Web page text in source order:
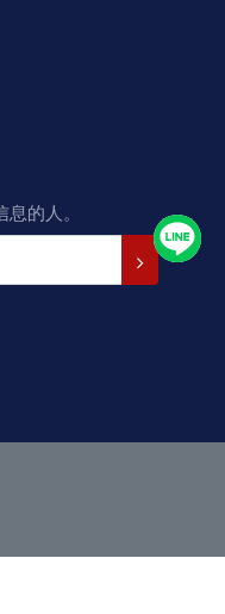
的人。